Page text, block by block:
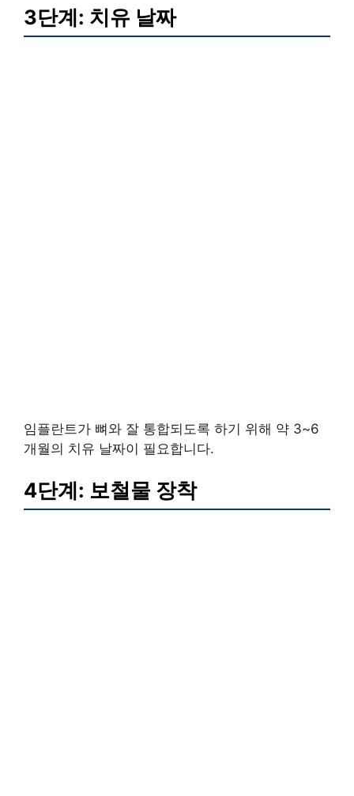
3단계: 치유 날짜
임플란트가 뼈와 잘 통합되도록 하기 위해 약 3~6
개월의 치유 날짜이 필요합니다.
4단계: 보철물 장착